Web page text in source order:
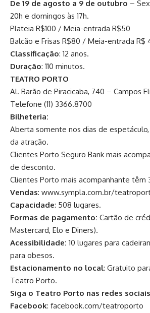
De 19 de agosto a 9 de outubro –
20h e domingos às 17h.
Plateia R$100 / Meia-entrada R$50
Balcão e Frisas R$80 / Meia-entrada R$
Classificação: 12 anos.
Duração: 110 minutos.
TEATRO PORTO
Al. Barão de Piracicaba, 740 – Campos
Telefone (11) 3366.8700
Bilheteria:
Aberta somente nos dias de
da atração.
Clientes Porto Seguro Bank mais
de desconto.
Clientes Porto mais acompanhante têm
Vendas: www.sympla.com.br/
Capacidade: 508 lugares.
Formas de pagamento: Cartão de
Mastercard, Elo e Diners).
Acessibilidade: 10 lugares para
para obesos.
Estacionamento no local: Gratuito
Teatro Porto.
Siga o Teatro Porto nas redes sociais
Facebook: facebook.com/teatroporto